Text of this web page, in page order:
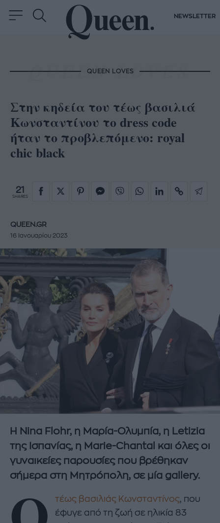
NEWSLETTER
QUEEN LOVES
Στην κηδεία του τέως βασιλιά
Κωνσταντίνου το dress code
ήταν το προβλεπόμενο: royal
chic black
21
SHARES
QUEEN.GR
16 Ιανουαρίου 2023
Η Nina Flohr, η Μαρία-Ολυμπία, η Letizia
της Ισπανίας, η Marie-Chantal και όλες οι
γυναικείες παρουσίες που βρέθηκαν
σήμερα στη Μητρόπολη, σε μία gallery.
τέως βασιλιάς Κωνσταντίνος, που
έφυγε από τη ζωή σε ηλικία 83